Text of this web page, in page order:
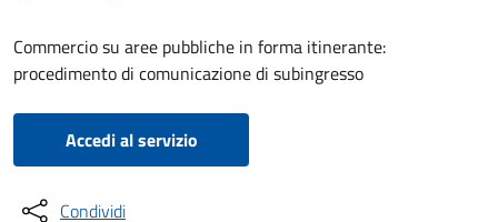
Commercio su aree pubbliche in forma itinerante:
procedimento di comunicazione di subingresso
Accedi al servizio
Condividi